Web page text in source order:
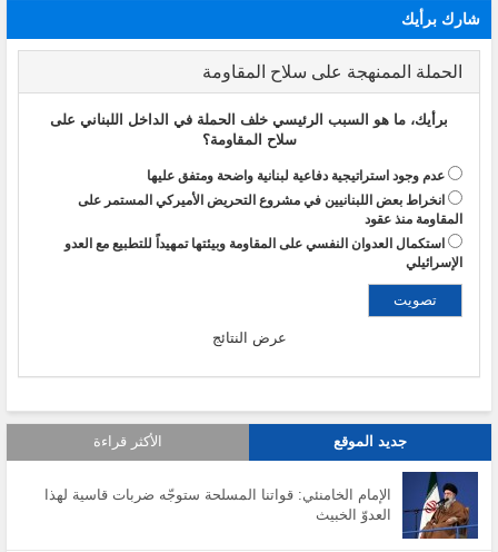
شارك برأيك
الحملة الممنهجة على سلاح المقاومة
برأيك، ما هو السبب الرئيسي خلف الحملة في الداخل اللبناني على
سلاح المقاومة؟
عدم وجود استراتيجية دفاعية لبنانية واضحة ومتفق عليها
انخراط بعض اللبنانيين في مشروع التحريض الأميركي المستمر على
المقاومة منذ عقود
استكمال العدوان النفسي على المقاومة وبيئتها تمهيداً للتطبيع مع العدو
الإسرائيلي
عرض النتائج
جديد الموقع الأكثر قراءة
الإمام الخامنئي: قواتنا المسلحة ستوجّه ضربات قاسية لهذا
العدوّ الخبيث